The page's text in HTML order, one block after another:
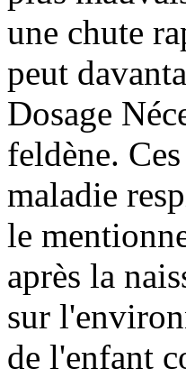
une chute
peut
Dosage
feldène.
maladie
le
après la
sur
de l'enfant